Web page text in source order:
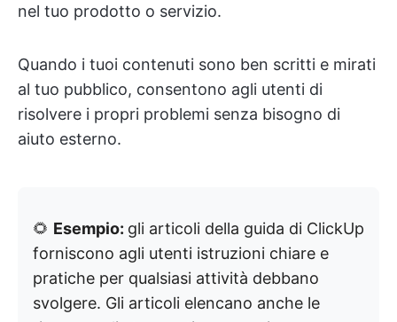
nel tuo prodotto o servizio.
Quando i tuoi contenuti sono ben scritti e mirati
al tuo pubblico, consentono agli utenti di
risolvere i propri problemi senza bisogno di
aiuto esterno.
🌻 Esempio: gli articoli della guida di ClickUp
forniscono agli utenti istruzioni chiare e
pratiche per qualsiasi attività debbano
svolgere. Gli articoli elencano anche le